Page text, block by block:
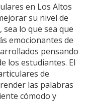
en Los Altos
su nivel de
lo que sea que
emocionantes de
pensando
los estudiantes. El
de
las palabras
cómodo y